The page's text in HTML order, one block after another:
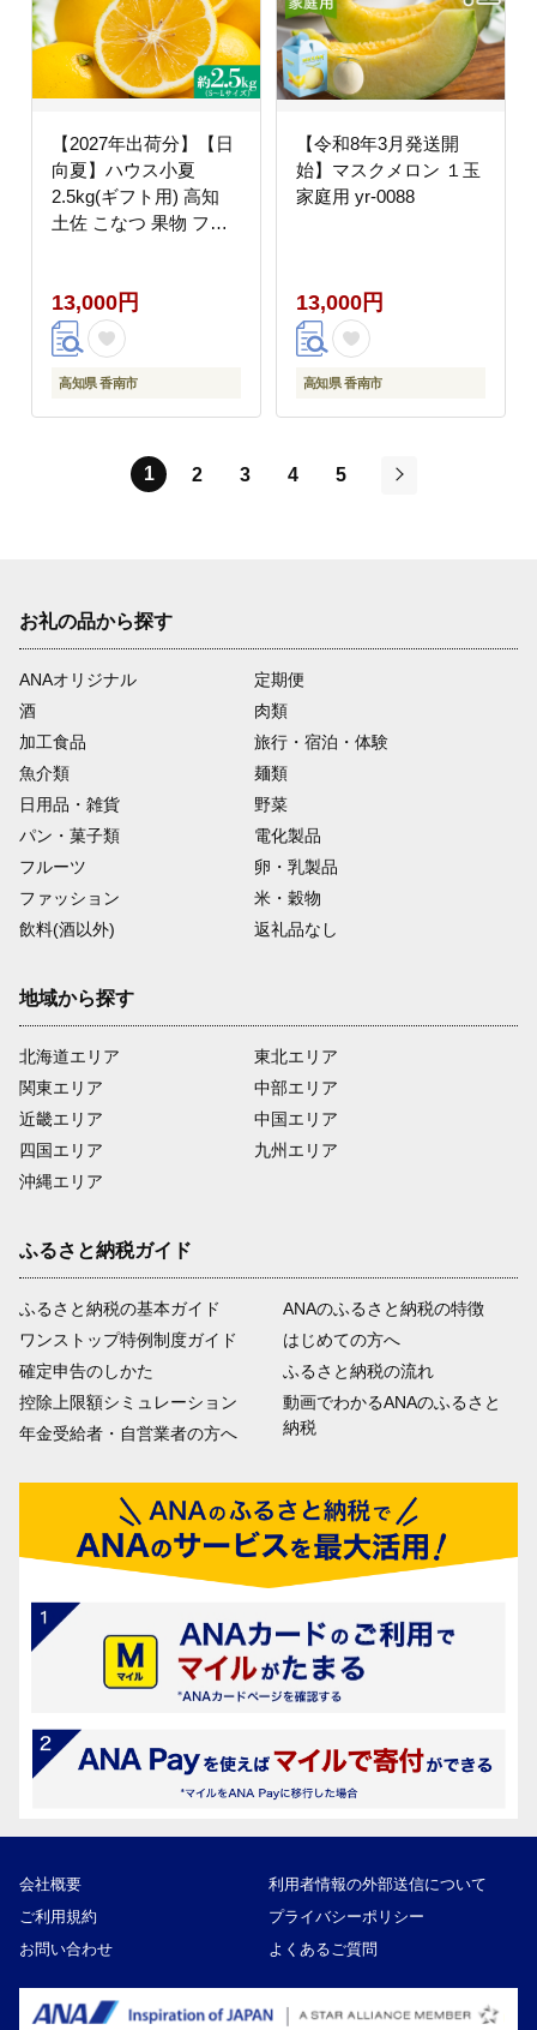
【2027年出荷分】【日
向夏】ハウス小夏
2.5kg(ギフト用) 高知
土佐 こなつ 果物 フル
ミカン みかん 蜜柑 柑
橘 ハウス 果物 フルー
ツ こなつ 贈答用 贈り
物 のし対応可 熨斗 国
13,000円
高知県 香南市
【令和8年3月発送開
始】マスクメロン １玉
家庭用 yr-0088
13,000円
高知県 香南市
1 2 3 4
5
お礼の品から探す
ANAオリジナル
定期便
酒
肉類
加工食品
旅行・宿泊・体験
魚介類
麺類
日用品・雑貨
野菜
パン・菓子類
電化製品
フルーツ
卵・乳製品
ファッション
米・穀物
飲料(酒以外)
返礼品なし
地域から探す
北海道エリア
関東エリア
近畿エリア
四国エリア
沖縄エリア
東北エリア
中部エリア
中国エリア
九州エリア
ふるさと納税ガイド
ふるさと納税の基本ガイド
ワンストップ特例制度ガイド
確定申告のしかた
控除上限額シミュレーション
年金受給者・自営業者の方へ
ANAのふるさと納税の特徴
はじめての方へ
ふるさと納税の流れ
動画でわかるANAのふるさと
納税
会社概要
利用者情報の外部送信について
ご利用規約
プライバシーポリシー
お問い合わせ
よくあるご質問